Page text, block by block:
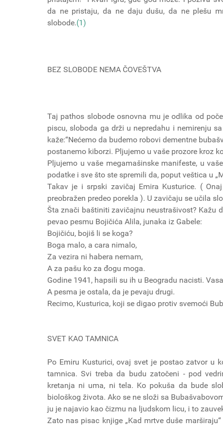
da ne pristaju, da ne daju dušu, da ne plešu
slobode.(1)
BEZ SLOBODE NEMA ČOVEŠTVA
Taj pathos slobode osnovna mu je odlika od
piscu, sloboda ga drži u nepredahu i nemirenju
kaže:“Nećemo da budemo robovi dementne
postanemo kiborzi. Pljujemo u vaše prozore kroz
Pljujemo u vaše megamašinske manifeste, u
podatke i sve što ste spremili da, poput veštica u
Takav je i srpski zavičaj Emira Kusturice. (
preobražen predeo porekla ). U zavičaju se učila
Šta znači baštiniti zavičajnu neustrašivost? Kažu
pevao pesmu Bojičića Alila, junaka iz Gabele:
Bojičiću, bojiš li se koga?
Boga malo, a cara nimalo,
Za vezira ni habera nemam,
A za pašu ko za đogu moga.
Godine 1941, hapsili su ih u Beogradu nacisti.
A pesma je ostala, da je pevaju drugi.
Recimo, Kusturica, koji se digao protiv svemoći
SVET KAO TAMNICA
Po Emiru Kusturici, ovaj svet je postao zatvor u
tamnica. Svi treba da budu zatočeni - pod
kretanja ni uma, ni tela. Ko pokuša da bude
biološkog života. Ako se ne složi sa
ju je najavio kao čizmu na ljudskom licu, i to
Zato nas pisac knjige „Kad mrtve duše